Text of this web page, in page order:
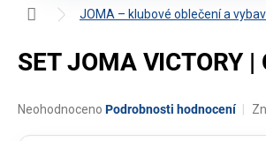
Domů JOMA – klubové oblečení a
SET JOMA VICTORY
Průměrné
Neohodnoceno Podrobnosti hodnocení